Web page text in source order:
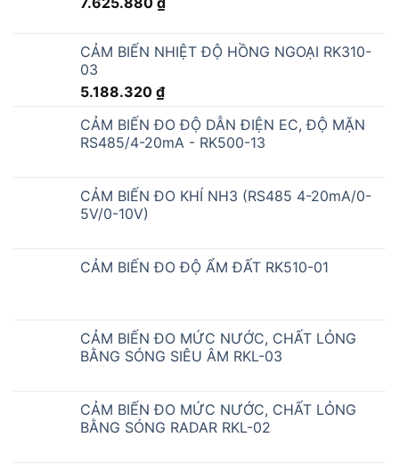
CẢM BIẾN NHIỆT ĐỘ HỒNG NGOẠI RK310-
03
5.188.320 ₫
CẢM BIẾN ĐO ĐỘ DẪN ĐIỆN EC, ĐỘ MẶN
RS485/4-20mA - RK500-13
CẢM BIẾN ĐO KHÍ NH3 (RS485 4-20mA/0-
5V/0-10V)
CẢM BIẾN ĐO ĐỘ ẨM ĐẤT RK510-01
CẢM BIẾN ĐO MỨC NƯỚC, CHẤT LỎNG
BẰNG SÓNG SIÊU ÂM RKL-03
CẢM BIẾN ĐO MỨC NƯỚC, CHẤT LỎNG
BẰNG SÓNG RADAR RKL-02